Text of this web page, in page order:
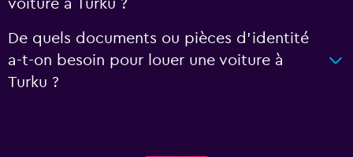
voiture à Turku ?
De quels documents ou pièces d'identité
a-t-on besoin pour louer une voiture à
Turku ?